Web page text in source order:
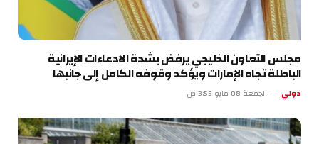
مجلس التعاون الخليجي يرفض بشدة الادعاءات الإيرانية
الباطلة تجاه الإمارات ويؤكد وقوفه الكامل إلى جانبها
دولي الجمعة 08 مايو 3:55 ص